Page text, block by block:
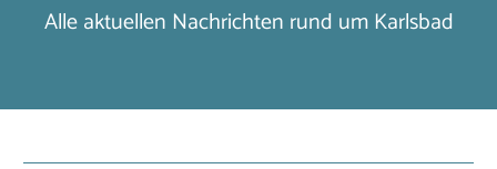
Alle aktuellen Nachrichten rund um Karlsbad